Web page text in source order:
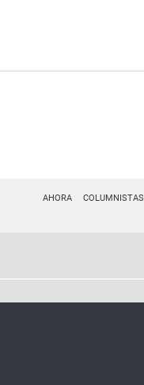
AHORA COLUMNISTAS